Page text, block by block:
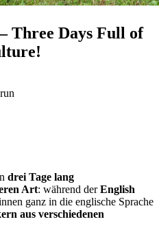
Three Days Full of
drei Tage lang
Art: während derEnglish
ganz in die englische Sprache
aus verschiedenen